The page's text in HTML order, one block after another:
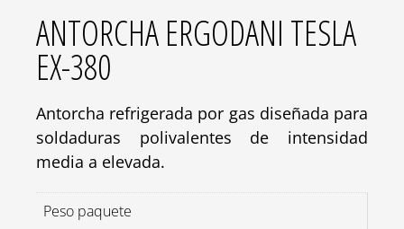
ANTORCHA ERGODANI TESLA
EX-380
Antorcha refrigerada por gas diseñada para
soldaduras polivalentes de intensidad
media a elevada.
Peso paquete